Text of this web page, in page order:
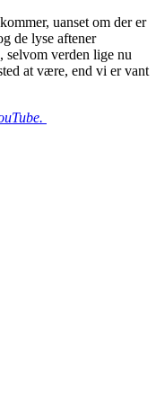
uanset om der er
de lyse aftener
verden lige nu
at være, end vi er vant